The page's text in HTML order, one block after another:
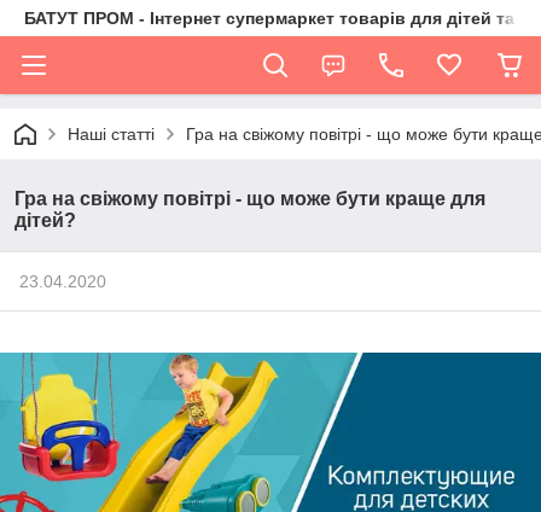
БАТУТ ПРОМ - Інтернет супермаркет товарів для дітей та їх
Наші статті Гра на свіжому повітрі - що може бути
Гра на свіжому повітрі - що може бути краще для
дітей?
23.04.2020